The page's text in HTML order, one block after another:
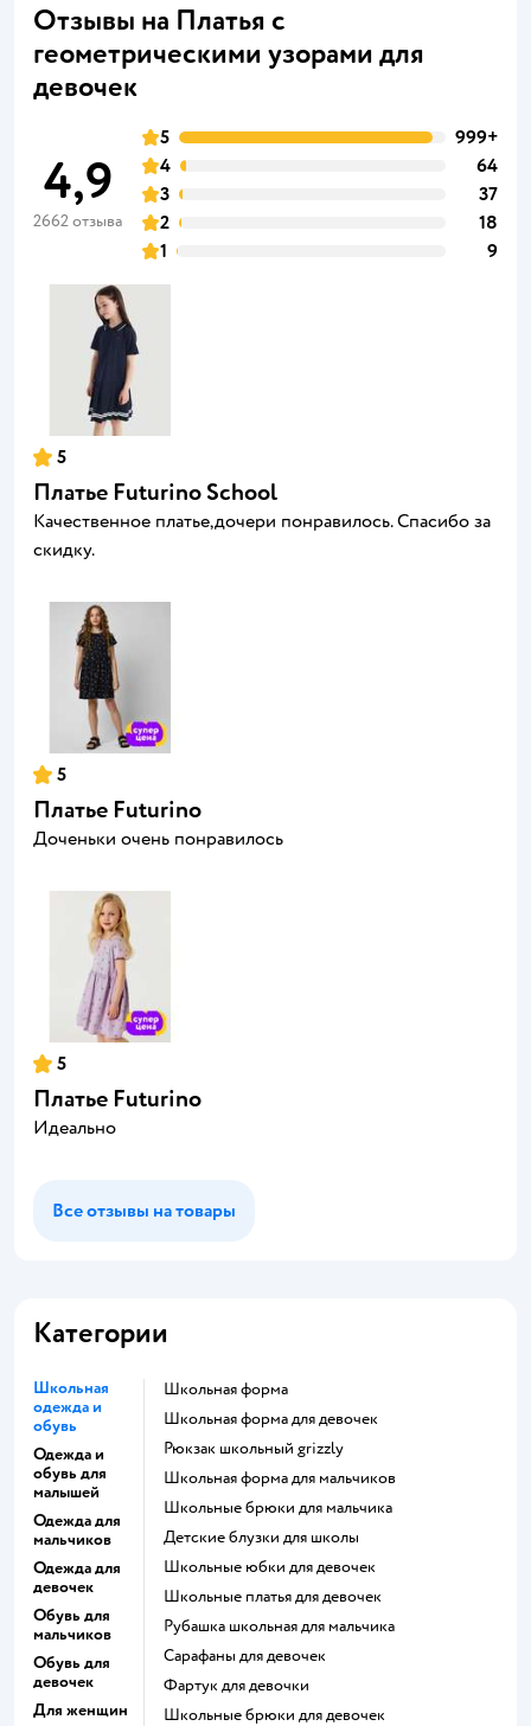
Отзывы на Платья с
геометрическими узорами для
девочек
4,9
2662 отзыва
5
999+
4
64
3
37
2
18
1
9
5
Платье Futurino School
Качественное платье,дочери понравилось. Спасибо за
скидку.
5
Платье Futurino
Доченьки очень понравилось
5
Платье Futurino
Идеально
Все отзывы на товары
Категории
Школьная
одежда и
обувь
Одежда и
обувь для
малышей
Одежда для
мальчиков
Одежда для
девочек
Обувь для
мальчиков
Обувь для
девочек
Для женщин
Школьная форма
Школьная форма для девочек
Рюкзак школьный grizzly
Школьная форма для мальчиков
Школьные брюки для мальчика
Детские блузки для школы
Школьные юбки для девочек
Школьные платья для девочек
Рубашка школьная для мальчика
Сарафаны для девочек
Фартук для девочки
Школьные брюки для девочек